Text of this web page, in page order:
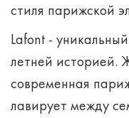
стиля парижской
Lafont -
летней историей.
современная
лавирует между